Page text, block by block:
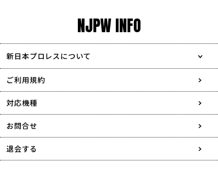
NJPW INFO
新日本プロレスについて
会社情報
採用情報
協賛・広告媒体のご案内
特定商取引に関する表記
ご利用規約
対応機種
お問合せ
退会する